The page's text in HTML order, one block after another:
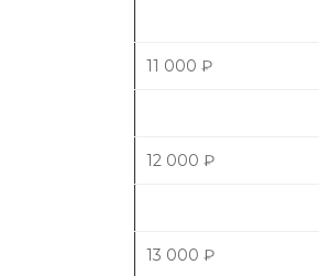
11 000 ₽
12 000 ₽
13 000 ₽